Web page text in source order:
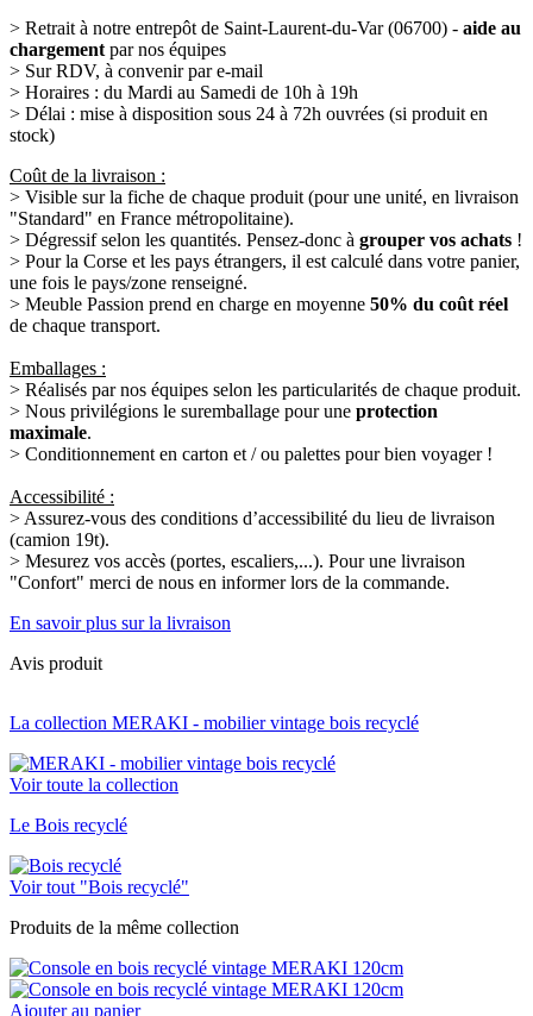
> Retrait à notre entrepôt de Saint-Laurent-du-Var (06700) - aide au
chargement par nos équipes
> Sur RDV, à convenir par e-mail
> Horaires : du Mardi au Samedi de 10h à 19h
> Délai : mise à disposition sous 24 à 72h ouvrées (si produit en
stock)
Coût de la livraison :
> Visible sur la fiche de chaque produit (pour une unité, en livraison
"Standard" en France métropolitaine).
> Dégressif selon les quantités. Pensez-donc à grouper vos achats !
> Pour la Corse et les pays étrangers, il est calculé dans votre panier,
une fois le pays/zone renseigné.
> Meuble Passion prend en charge en moyenne 50% du coût réel
de chaque transport.
Emballages :
> Réalisés par nos équipes selon les particularités de chaque produit.
> Nous privilégions le suremballage pour une protection
maximale.
> Conditionnement en carton et / ou palettes pour bien voyager !
Accessibilité :
> Assurez-vous des conditions d’accessibilité du lieu de livraison
(camion 19t).
> Mesurez vos accès (portes, escaliers,...). Pour une livraison
"Confort" merci de nous en informer lors de la commande.
En savoir plus sur la livraison
Avis produit
La collection MERAKI - mobilier vintage bois recyclé
Voir toute la collection
Le Bois recyclé
Voir tout "Bois recyclé"
Produits de la même collection
Ajouter au panier